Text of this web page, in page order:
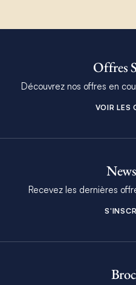
Offres
Découvrez nos offres en
VOIR LES
Recevez les dernières